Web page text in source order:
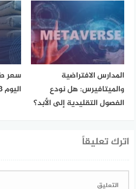
المدارس الافتراضية
والميتافيرس: هل نودع
الفصول التقليدية إلى الأبد؟
سعر
اليوم 3 يناير 2026
اترك تعليقاً